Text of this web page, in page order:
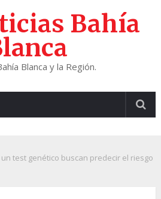
Bahía
Blanca y la Región.
un test genético buscan predecir el riesgo